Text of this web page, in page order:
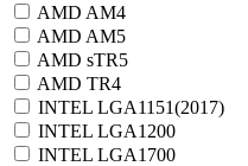
AMD AM4
AMD AM5
AMD sTR5
AMD TR4
INTEL LGA1151(2017)
INTEL LGA1200
INTEL LGA1700